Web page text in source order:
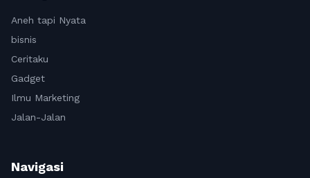
Aneh tapi Nyata
bisnis
Ceritaku
Gadget
Ilmu Marketing
Jalan-Jalan
Navigasi